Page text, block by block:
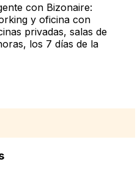
con Bizonaire:
y oficina con
privadas, salas de
los 7 días de la